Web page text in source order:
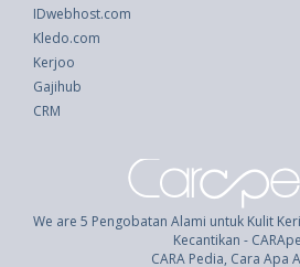
IDwebhost.com
Kledo.com
Kerjoo
Gajihub
CRM
We are 5 Pengobatan Alami untuk Kulit
Kecantikan -
CARA Pedia, Cara Apa